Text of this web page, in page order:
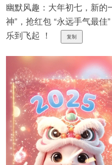
幽默风趣：大年初七，新的
神”，抢红包 “永远手气最佳
乐到飞起 ！
复制